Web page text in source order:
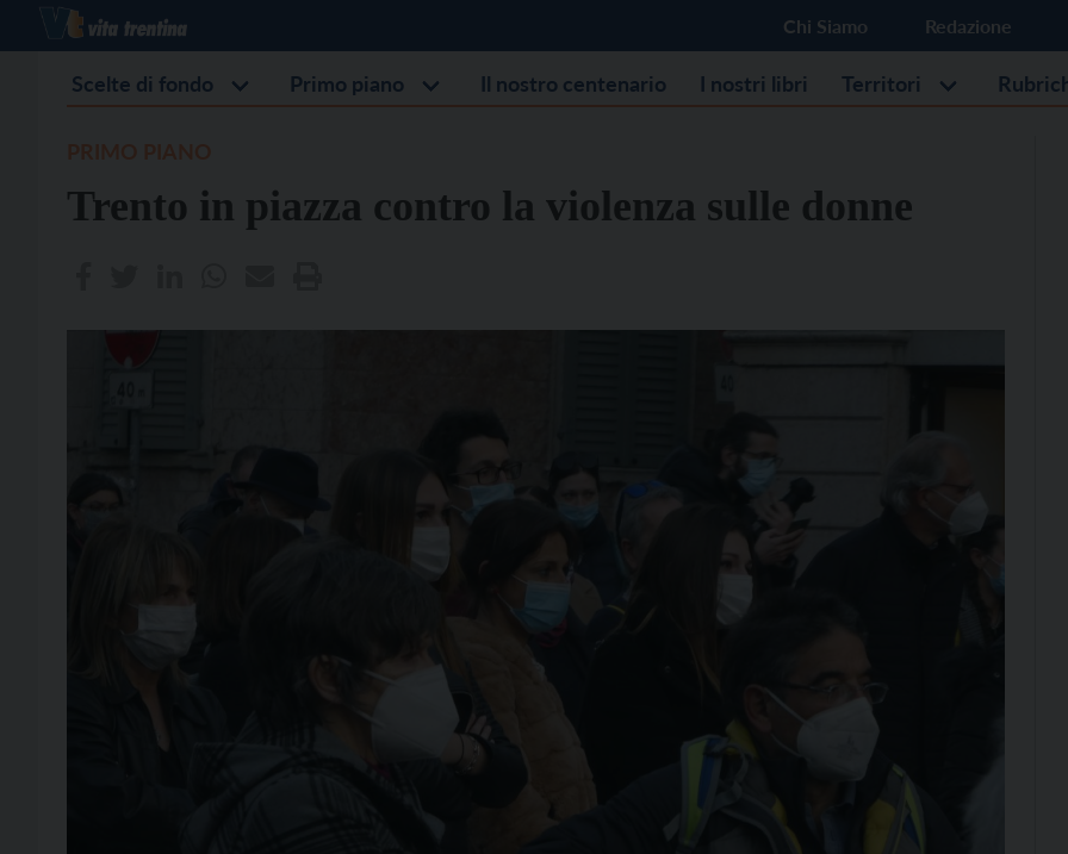
Chi Siamo Redazione
Scelte di fondo Primo piano Il nostro centenario I nostri libri Territori
Trento in piazza contro la violenza sulle donne